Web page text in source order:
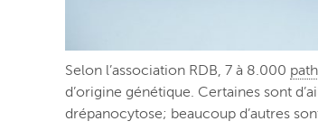
Selon l’association RDB, 7 à 8.000
d’origine génétique. Certaines sont
drépanocytose; beaucoup d’autres